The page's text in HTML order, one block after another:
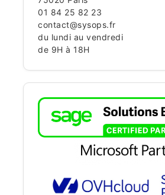
01 84 25 82 23
contact@sysops.fr
du lundi au vendredi
de 9H à 18H